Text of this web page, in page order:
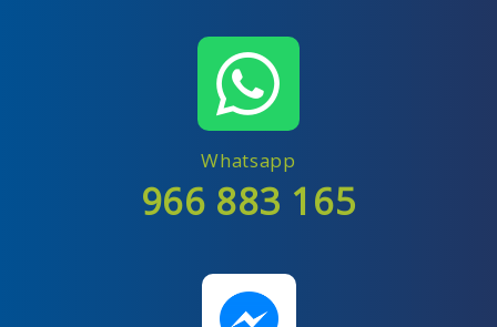
Whatsapp
966 883 165